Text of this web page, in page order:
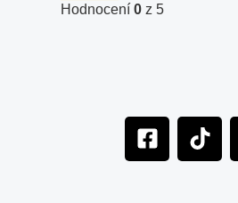
Hodnocení 0 z 5
F
a
T
i